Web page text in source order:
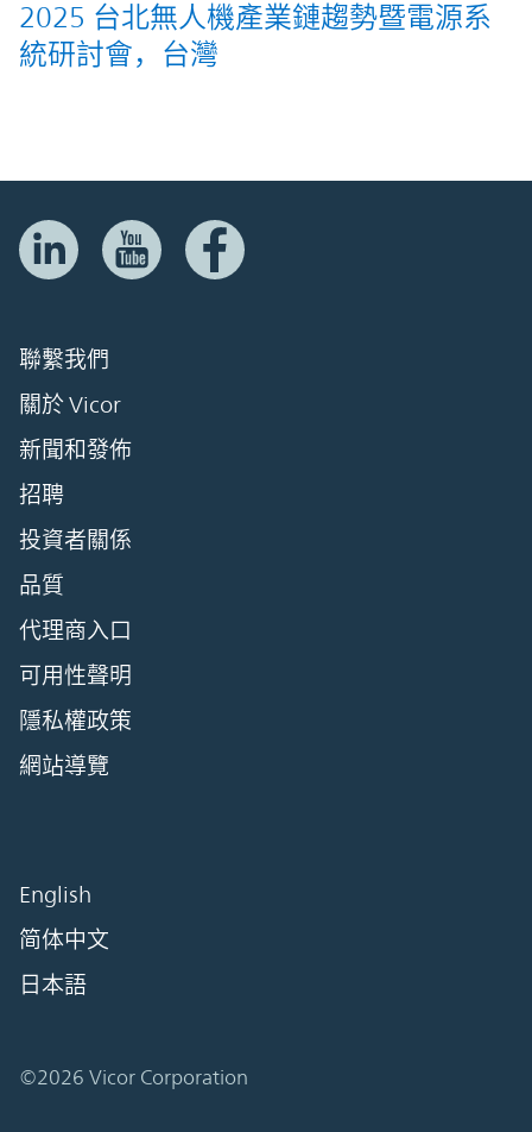
2025 台北無人機產業鏈趨勢暨電源系
統研討會，台灣
聯繫我們
關於 Vicor
新聞和發佈
招聘
投資者關係
品質
代理商入口
可用性聲明
隱私權政策
網站導覽
English
简体中文
日本語
©2026 Vicor Corporation